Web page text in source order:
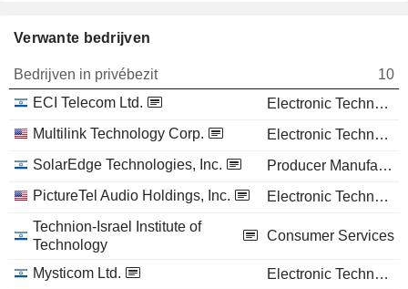
Verwante bedrijven
Bedrijven in privébezit
10
ECI Telecom Ltd.
Electronic Technology
Multilink Technology Corp.
Electronic Technology
SolarEdge Technologies, Inc.
Producer Manufacturing
PictureTel Audio Holdings, Inc.
Electronic Technology
Technion-Israel Institute of
Technology
Consumer Services
Mysticom Ltd.
Electronic Technology